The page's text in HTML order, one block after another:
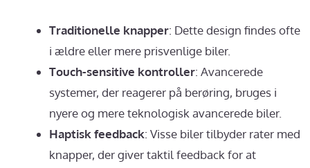
Traditionelle knapper: Dette design findes ofte
i ældre eller mere prisvenlige biler.
Touch-sensitive kontroller: Avancerede
systemer, der reagerer på berøring, bruges i
nyere og mere teknologisk avancerede biler.
Haptisk feedback: Visse biler tilbyder rater med
knapper, der giver taktil feedback for at